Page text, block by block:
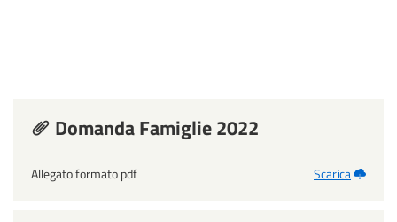
Domanda Famiglie 2022
Allegato formato pdf Scarica